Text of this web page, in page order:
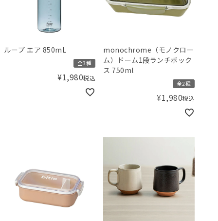
ループ エア 850mL
全3種
¥1,980税込
monochrome（モノクロー
ム）ドーム1段ランチボック
ス 750ml
全2種
¥1,980税込